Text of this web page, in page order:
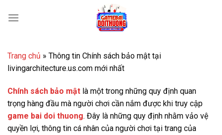
qua
Trang chủ » Thông tin Chính sách bảo mật tại
livingarchitecture.us.com mới nhất
Chính sách bảo mật là một trong những quy định quan
trọng hàng đầu mà người chơi cần nắm được khi truy cập
game bai doi thuong. Đây là những quy định nhằm vảo vệ
quyền lợi, thông tin cá nhân của người chơi tại trang của